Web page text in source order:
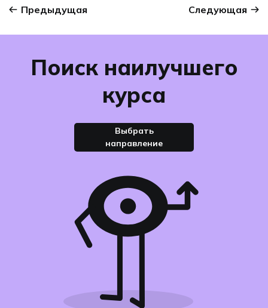
Предыдущая Следующая
Поиск наилучшего
курса
Выбрать
направление